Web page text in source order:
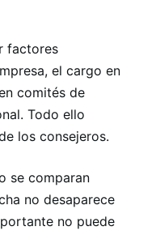
factores
el cargo en
comités de
Todo ello
los consejeros.
se comparan
no desaparece
no puede